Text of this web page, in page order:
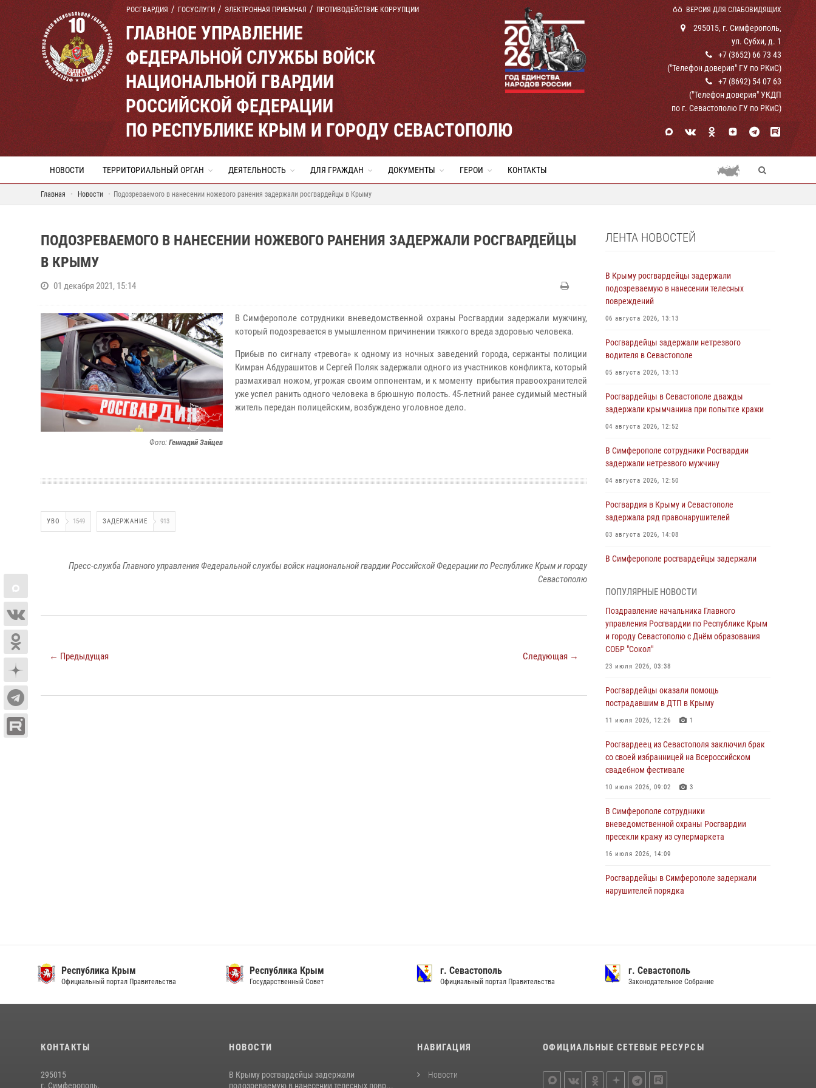
РОСГВАРДИЯ ГОСУСЛУГИ ЭЛЕКТРОННАЯ ПРИЕМНАЯ ПРОТИВОДЕЙСТВИЕ КОРРУПЦИИ ВЕРСИЯ ДЛЯ СЛАБОВИДЯЩИХ
ГЛАВНОЕ УПРАВЛЕНИЕ
ФЕДЕРАЛЬНОЙ СЛУЖБЫ ВОЙСК
НАЦИОНАЛЬНОЙ ГВАРДИИ
РОССИЙСКОЙ ФЕДЕРАЦИИ
ПО РЕСПУБЛИКЕ КРЫМ И ГОРОДУ СЕВАСТОПОЛЮ
295015, г. Симферополь,
ул. Субхи, д. 1
+7 (3652) 66 73 43
("Телефон доверия" ГУ по РКиС)
+7 (8692) 54 07 63
("Телефон доверия" УКДП
по г. Севастополю ГУ по РКиС)
НОВОСТИ ТЕРРИТОРИАЛЬНЫЙ ОРГАН ДЕЯТЕЛЬНОСТЬ ДЛЯ ГРАЖДАН ДОКУМЕНТЫ ГЕРОИ КОНТАКТЫ
Главная Новости Подозреваемого в нанесении ножевого ранения задержали росгвардейцы в Крыму
ПОДОЗРЕВАЕМОГО В НАНЕСЕНИИ НОЖЕВОГО РАНЕНИЯ ЗАДЕРЖАЛИ РОСГВАРДЕЙЦЫ
В КРЫМУ
01 декабря 2021, 15:14
Фото: Геннадий Зайцев
В Симферополе сотрудники вневедомственной охраны Росгвардии задержали мужчину,
который подозревается в умышленном причинении тяжкого вреда здоровью человека.
Прибыв по сигналу «тревога» к одному из ночных заведений города, сержанты полиции
Кимран Абдурашитов и Сергей Поляк задержали одного из участников конфликта, который
размахивал ножом, угрожая своим оппонентам, и к моменту прибытия правоохранителей
уже успел ранить одного человека в брюшную полость. 45-летний ранее судимый местный
житель передан полицейским, возбуждено уголовное дело.
УВО 1549 ЗАДЕРЖАНИЕ 913
Пресс-служба Главного управления Федеральной службы войск национальной гвардии Российской Федерации по Республике Крым и городу
Севастополю
← Предыдущая Следующая →
ЛЕНТА НОВОСТЕЙ
В Крыму росгвардейцы задержали
подозреваемую в нанесении телесных
повреждений
06 августа 2026, 13:13
Росгвардейцы задержали нетрезвого
водителя в Севастополе
05 августа 2026, 13:13
Росгвардейцы в Севастополе дважды
задержали крымчанина при попытке кражи
04 августа 2026, 12:52
В Симферополе сотрудники Росгвардии
задержали нетрезвого мужчину
04 августа 2026, 12:50
Росгвардия в Крыму и Севастополе
задержала ряд правонарушителей
03 августа 2026, 14:08
В Симферополе росгвардейцы задержали
Росгвардейцы оперативно задержали
нарушителя на охраняемом объекте в
Севастополе
30 июля 2026, 12:13
Росгвардейцы Севастополя пресекли
противоправные действия на охраняемом
объекте
Росгвардейцы Крыма и Севастополя
отметили День Крещения Руси
28 июля 2026, 14:18 4
В Симферополе сотрудники Росгвардии
задержали подозреваемого в краже из
гипермаркета
24 июля 2026, 12:21
ПОПУЛЯРНЫЕ НОВОСТИ
Поздравление начальника Главного
управления Росгвардии по Республике Крым
и городу Севастополю с Днём образования
СОБР "Сокол"
23 июля 2026, 03:38
Росгвардейцы оказали помощь
пострадавшим в ДТП в Крыму
11 июля 2026, 12:26 1
Росгвардеец из Севастополя заключил брак
со своей избранницей на Всероссийском
свадебном фестивале
10 июля 2026, 09:02 3
В Симферополе сотрудники
вневедомственной охраны Росгвардии
пресекли кражу из супермаркета
16 июля 2026, 14:09
Росгвардейцы в Симферополе задержали
нарушителей порядка
неделю пресекли ряд правонарушений
В Ялте росгвардейцы задержали
задержала ряд правонарушителей
03 августа 2026, 14:08
Республика Крым
Официальный портал Правительства
Республика Крым
Государственный Совет
г. Севастополь
Официальный портал Правительства
г. Севастополь
Законодательное Собрание
КОНТАКТЫ
295015
г. Симферополь,
НОВОСТИ
В Крыму росгвардейцы задержали
подозреваемую в нанесении телесных повр...
НАВИГАЦИЯ
Новости
ОФИЦИАЛЬНЫЕ СЕТЕВЫЕ РЕСУРСЫ